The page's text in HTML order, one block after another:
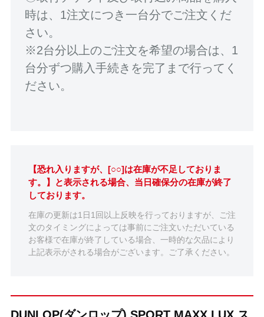
時は、1注文につき一台分でご注文くだ
さい。
※2台分以上のご注文を希望の場合は、1
台分ずつ購入手続きを完了まで行ってく
ださい。
【恐れ入りますが、[○○]は在庫が不足しておりま
す。】と表示される場合、当日確保分の在庫が終了
しております。
在庫の更新は1日1回以上反映を行っておりますが、ご注
文のタイミングによっては事前にご注文いただいている
お客様で在庫が終了している場合、一時的な欠品により
上記表示がされる場合がございます。ご了承ください。